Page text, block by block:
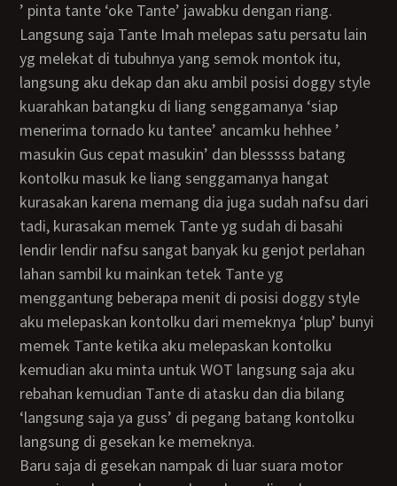
’ pinta tante ‘oke Tante’ jawabku dengan riang.
Langsung saja Tante Imah melepas satu persatu lain
yg melekat di tubuhnya yang semok montok itu,
langsung aku dekap dan aku ambil posisi doggy style
kuarahkan batangku di liang senggamanya ‘siap
menerima tornado ku tantee’ ancamku hehhee ’
masukin Gus cepat masukin’ dan blesssss batang
kontolku masuk ke liang senggamanya hangat
kurasakan karena memang dia juga sudah nafsu dari
tadi, kurasakan memek Tante yg sudah di basahi
lendir lendir nafsu sangat banyak ku genjot perlahan
lahan sambil ku mainkan tetek Tante yg
menggantung beberapa menit di posisi doggy style
aku melepaskan kontolku dari memeknya ‘plup’ bunyi
memek Tante ketika aku melepaskan kontolku
kemudian aku minta untuk WOT langsung saja aku
rebahan kemudian Tante di atasku dan dia bilang
‘langsung saja ya guss’ di pegang batang kontolku
langsung di gesekan ke memeknya.
Baru saja di gesekan nampak di luar suara motor